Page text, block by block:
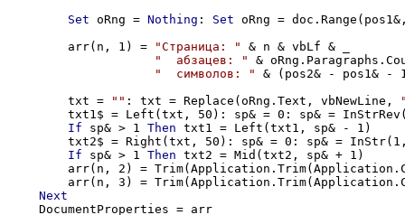
Set oRng = Nothing : Set oRng =
        arr(n, 1) =
"Страница: "
& n & vbLf & _
"  абзацев: "
&
"  символов: "
& (pos2& - pos1& -
        txt =
"" : txt = Replace(oRng.Text, vbNewLine,
txt1$ = Left(txt, 50): sp& = 0: sp& =
If sp& > 1 Then txt1 = Left(txt1, sp& - 1)
txt2$ = Right(txt, 50): sp& = 0: sp& =
If sp& > 1 Then txt2 = Mid(txt2, sp& + 1)
arr(n, 2) =
arr(n, 3) =
Next